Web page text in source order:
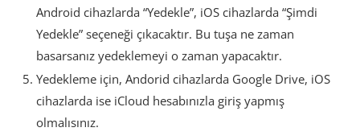
Android cihazlarda “Yedekle”, iOS cihazlarda “Şimdi
Yedekle” seçeneği çıkacaktır. Bu tuşa ne zaman
basarsanız yedeklemeyi o zaman yapacaktır.
Yedekleme için, Andorid cihazlarda Google Drive, iOS
cihazlarda ise iCloud hesabınızla giriş yapmış
olmalısınız.